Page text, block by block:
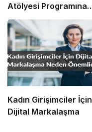
Atölyesi Programına
Konuk Oldu
Kadın Girişimciler İçin
Dijital Markalaşma